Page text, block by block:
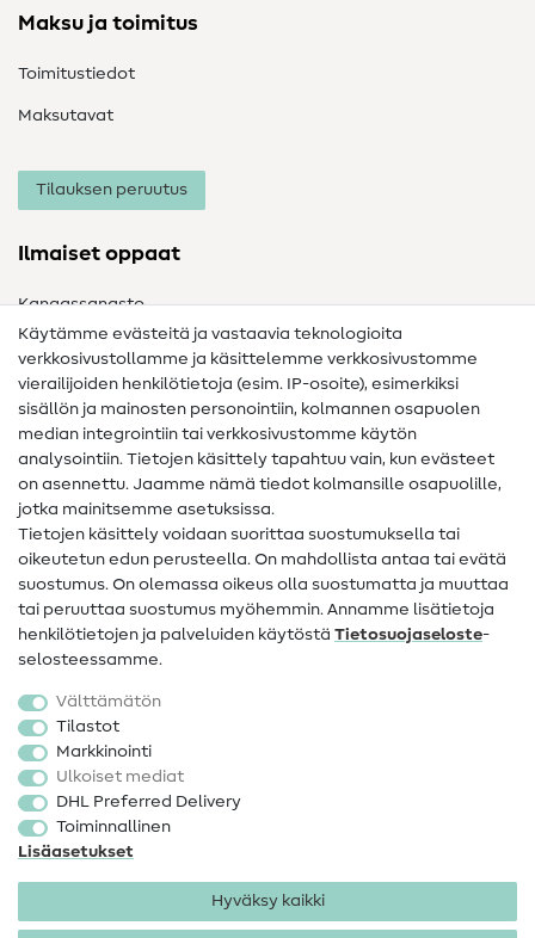
Maksu ja toimitus
Toimitustiedot
Maksutavat
Tilauksen peruutus
Ilmaiset oppaat
Kangassanasto
Ompelusanasto
Ompeluohjeet
Apua ja yhteystiedot
Yhteystiedot
Tietoa omistajanvaihdoksesta
Peruutusoikeus
Suosittu
Kankaat
Ompelutarvikkeet
Ale
Käytämme evästeitä ja vastaavia teknologioita
verkkosivustollamme ja käsittelemme verkkosivustomme
vierailijoiden henkilötietoja (esim. IP-osoite), esimerkiksi
sisällön ja mainosten personointiin, kolmannen osapuolen
median integrointiin tai verkkosivustomme käytön
analysointiin. Tietojen käsittely tapahtuu vain, kun evästeet
on asennettu. Jaamme nämä tiedot kolmansille osapuolille,
jotka mainitsemme asetuksissa.
Tietojen käsittely voidaan suorittaa suostumuksella tai
oikeutetun edun perusteella. On mahdollista antaa tai evätä
suostumus. On olemassa oikeus olla suostumatta ja muuttaa
tai peruuttaa suostumus myöhemmin. Annamme lisätietoja
henkilötietojen ja palveluiden käytöstä Tietosuojaseloste-
selosteessamme.
Välttämätön
Tilastot
Markkinointi
Ulkoiset mediat
DHL Preferred Delivery
Toiminnallinen
Lisäasetukset
Hyväksy kaikki